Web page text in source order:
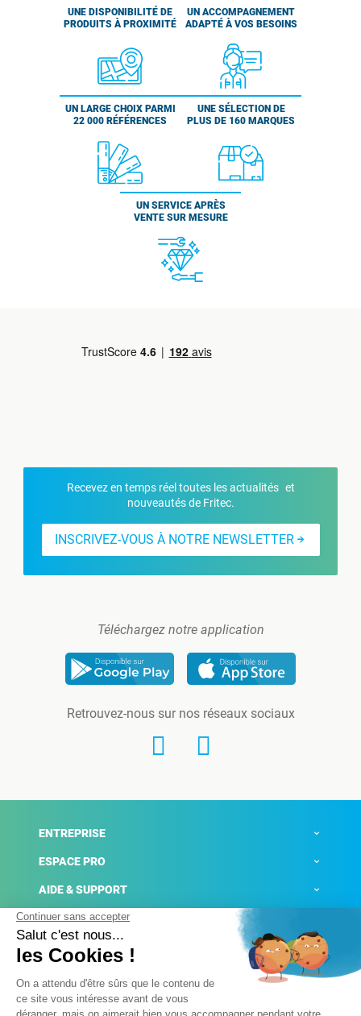
UNE DISPONIBILITÉ DE
PRODUITS À PROXIMITÉ
UN ACCOMPAGNEMENT
ADAPTÉ À VOS BESOINS
UN LARGE CHOIX PARMI
22 000 RÉFÉRENCES
UNE SÉLECTION DE
PLUS DE 160 MARQUES
UN SERVICE APRÈS
VENTE SUR MESURE
Recevez en temps réel toutes les actualités et
nouveautés de Fritec.
INSCRIVEZ-VOUS À NOTRE NEWSLETTER
Téléchargez notre application
Retrouvez-nous sur nos réseaux sociaux
ENTREPRISE
ESPACE PRO
AIDE & SUPPORT
ACTUALITÉS
Mentions légales